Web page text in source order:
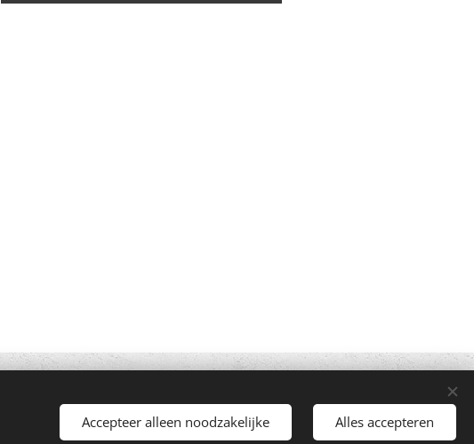
Mogelijk gemaakt door Webnode
Accepteer alleen noodzakelijke Alles accepteren